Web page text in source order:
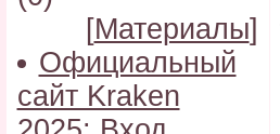
[Материалы]
Официальный
сайт Kraken